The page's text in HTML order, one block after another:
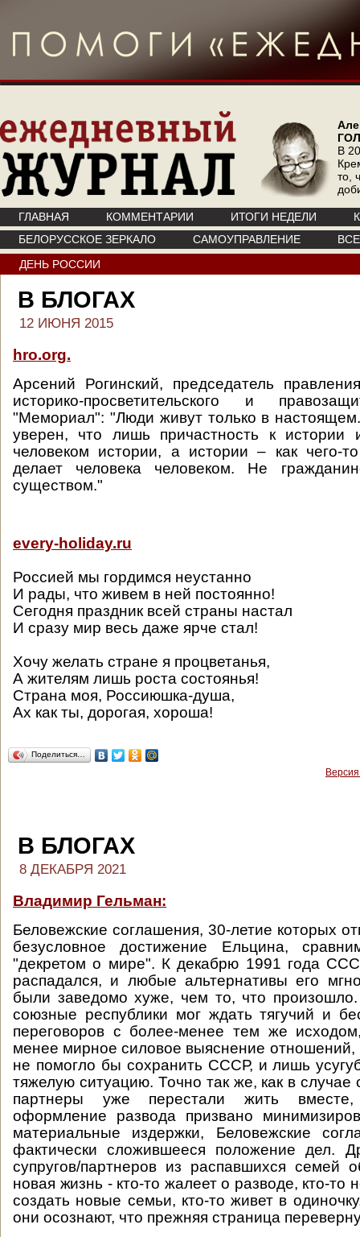
В
то,
ГЛАВНАЯ КОММЕНТАРИИ ИТОГИ НЕДЕЛИ
БЕЛОРУССКОЕ ЗЕРКАЛО
САМОУПРАВЛЕНИЕ
ДЕНЬ РОССИИ
В БЛОГАХ
12 ИЮНЯ 2015
hro.org.
Арсений Рогинский, председатель
историко-просветительского и
"Мемориал": "Люди живут только в
уверен, что лишь причастность к
человеком истории, а истории – как чего-то
делает человека человеком. Не
существом."
every-holiday.ru
Россией мы гордимся неустанно
И рады, что живем в ней постоянно!
Сегодня праздник всей страны настал
И сразу мир весь даже ярче стал!
Хочу желать стране я процветанья,
А жителям лишь роста состоянья!
Страна моя, Россиюшка-душа,
Ах как ты, дорогая, хороша!
Поделиться…
В БЛОГАХ
8 ДЕКАБРЯ 2021
Владимир Гельман:
Беловежские соглашения, 30-летие которых
безусловное достижение Ельцина,
"декретом о мире". К декабрю 1991 года
распадался, и любые альтернативы его
были заведомо хуже, чем то, что
союзные республики мог ждать тягучий и
переговоров с более-менее тем же
менее мирное силовое выяснение отношений,
не помогло бы сохранить СССР, и лишь
тяжелую ситуацию. Точно так же, как в случае
партнеры уже перестали жить
оформление развода призвано
материальные издержки, Беловежские
фактически сложившееся положение дел.
супругов/партнеров из распавшихся семей
новая жизнь - кто-то жалеет о разводе, кто-то
создать новые семьи, кто-то живет в
они осознают, что прежняя страница